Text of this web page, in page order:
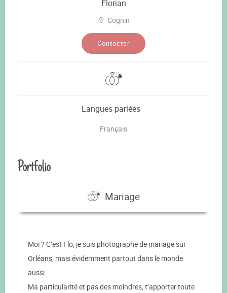
Florian
Cognin
Contacter
Langues parlées
Français
Portfolio
Mariage
Moi ? C’est Flo, je suis photographe de mariage sur
Orléans, mais évidemment partout dans le monde
aussi.
Ma particularité et pas des moindres, t’apporter toute